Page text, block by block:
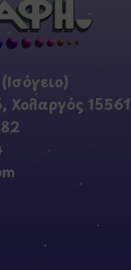
Χολαργός 15561